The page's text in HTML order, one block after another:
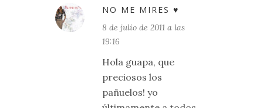
NO ME MIRES ♥
8 de julio de 2011 a las
19:16
Hola guapa, que
preciosos los
pañuelos! yo